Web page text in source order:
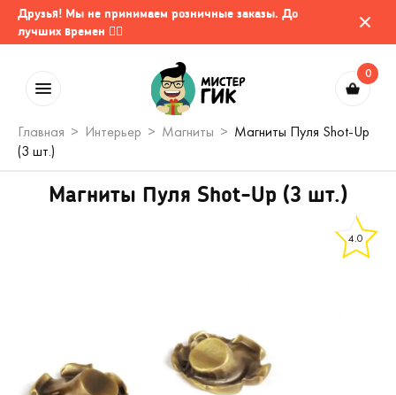
Друзья! Мы не принимаем розничные заказы. До
лучших времен 🤷‍♂️
0
Главная Интерьер Магниты
Магниты Пуля Shot-Up
(3 шт.)
Магниты Пуля Shot-Up (3 шт.)
4.0